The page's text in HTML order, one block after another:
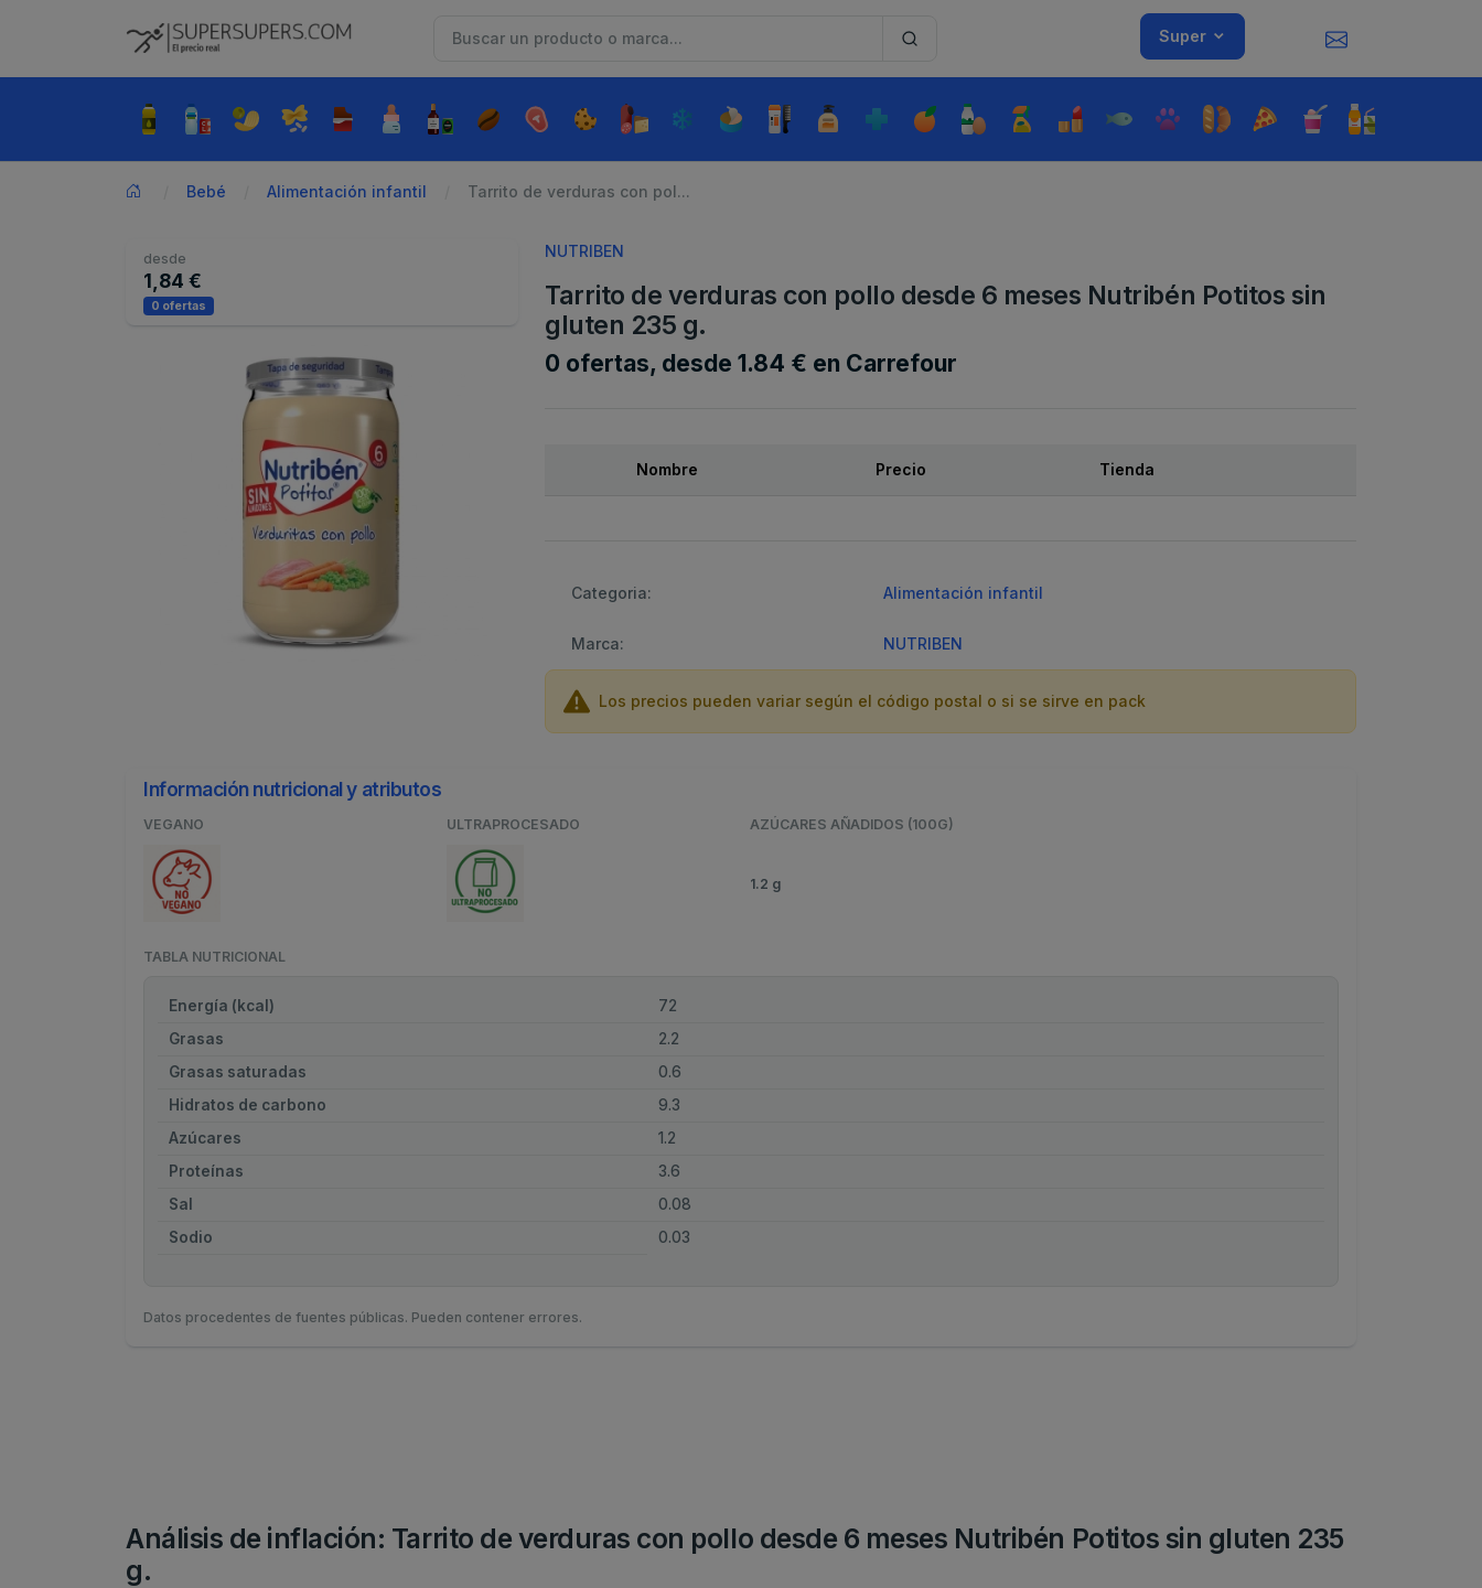
Super
Bebé Alimentación infantil Tarrito de verduras con pol...
desde
1,84 €
0 ofertas
NUTRIBEN
Tarrito de verduras con pollo desde 6 meses Nutribén Potitos sin
gluten 235 g.
0 ofertas, desde 1.84 € en Carrefour
Nombre Precio Tienda
Categoria: Alimentación infantil
Marca: NUTRIBEN
Los precios pueden variar según el código postal o si se sirve en pack
Información nutricional y atributos
VEGANO ULTRAPROCESADO AZÚCARES AÑADIDOS (100G)
1.2 g
TABLA NUTRICIONAL
Energía (kcal)
72
Grasas
2.2
Grasas saturadas
0.6
Hidratos de carbono
9.3
Azúcares
1.2
Proteínas
3.6
Sal
0.08
Sodio
0.03
Datos procedentes de fuentes públicas. Pueden contener errores.
Análisis de inflación: Tarrito de verduras con pollo desde 6 meses Nutribén Potitos sin gluten 235
g.